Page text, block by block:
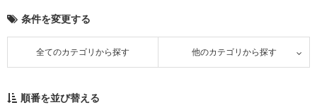
条件を変更する
全てのカテゴリから探す 他のカテゴリから探す
順番を並び替える